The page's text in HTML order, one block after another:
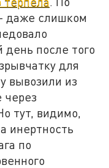
даже слишком
после того
для
вывозили из
через
тут, видимо,
инертность
по